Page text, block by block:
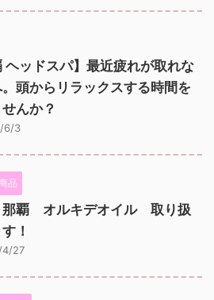
ヘッドスパ】最近疲れが取れな
頭からリラックスする時間を
んか？
6/3
品
那覇 オルキデオイル 取り扱
！
4/27